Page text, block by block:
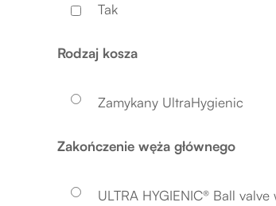
Tak
Rodzaj kosza
Zamykany UltraHygienic
Zakończenie węża głównego
ULTRA HYGIENIC® Ball